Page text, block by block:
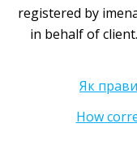
registered by
in behalf of
Як
How